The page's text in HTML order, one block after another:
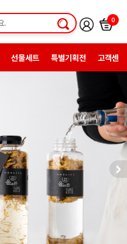
0
선물세트 특별기획전 고객센터